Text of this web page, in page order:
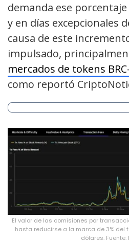
demanda ese
y en días excepcionales
causa de este
impulsado,
mercados de tokens
como reportó
El valor de las comisiones por
hasta reducirse a la marca de 3% del
dólares. Fuente: